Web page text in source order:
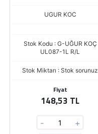
UGUR KOC
Stok Kodu : G-UĞUR KOÇ
UL087-1L R/L
Stok Miktarı : Stok sorunuz
Fiyat
148,53 TL
- +